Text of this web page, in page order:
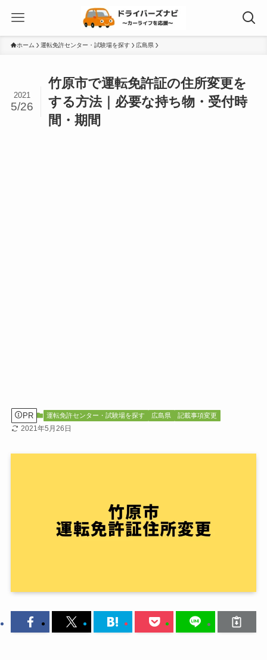
ホーム 運転免許センター・試験場を探す 広島県
竹原市で運転免許証の住所変更を
する方法｜必要な持ち物・受付時
間・期間
2021
5/26
PR 運転免許センター・試験場を探す 広島県 記載事項変更
2021年5月26日